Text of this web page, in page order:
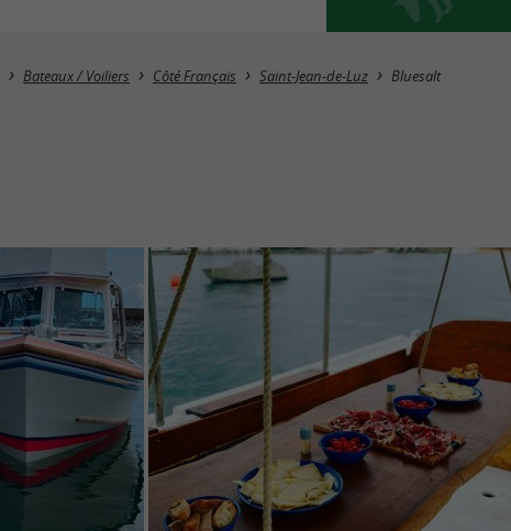
Bateaux / Voiliers Côté Français Saint-Jean-de-Luz Bluesalt